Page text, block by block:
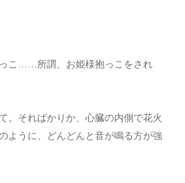
こ……所謂、お姫様抱っこをされ
。そればかりか、心臓の内側で花火
ように、どんどんと音が鳴る方が強